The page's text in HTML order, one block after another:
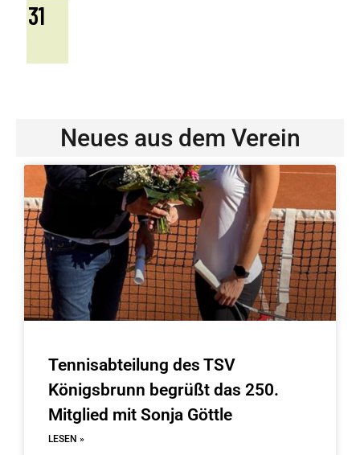
Neues aus dem Verein
Tennisabteilung des TSV
Königsbrunn begrüßt das 250.
Mitglied mit Sonja Göttle
LESEN »
31